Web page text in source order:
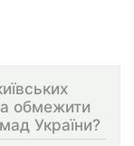
обмежити
України?